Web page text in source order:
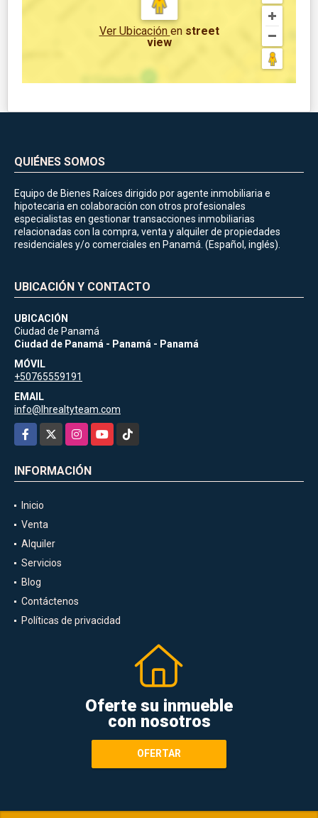
Ver Ubicación en street
view
QUIÉNES SOMOS
Equipo de Bienes Raíces dirigido por agente inmobiliaria e
hipotecaria en colaboración con otros profesionales
especialistas en gestionar transacciones inmobiliarias
relacionadas con la compra, venta y alquiler de propiedades
residenciales y/o comerciales en Panamá. (Español, inglés).
UBICACIÓN Y CONTACTO
UBICACIÓN
Ciudad de Panamá
Ciudad de Panamá - Panamá - Panamá
MÓVIL
+50765559191
EMAIL
info@lhrealtyteam.com
Facebook
InstagramYouTubeTikTok
INFORMACIÓN
Inicio
Venta
Alquiler
Servicios
Blog
Contáctenos
Políticas de privacidad
Oferte su inmueble
con nosotros
OFERTAR